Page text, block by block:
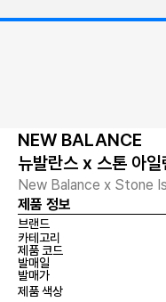
NEW BALANCE
뉴발란스 x 스톤 아
New Balance x Stone
제품 정보
브랜드
카테고리
제품 코드
발매일
발매가
제품 색상